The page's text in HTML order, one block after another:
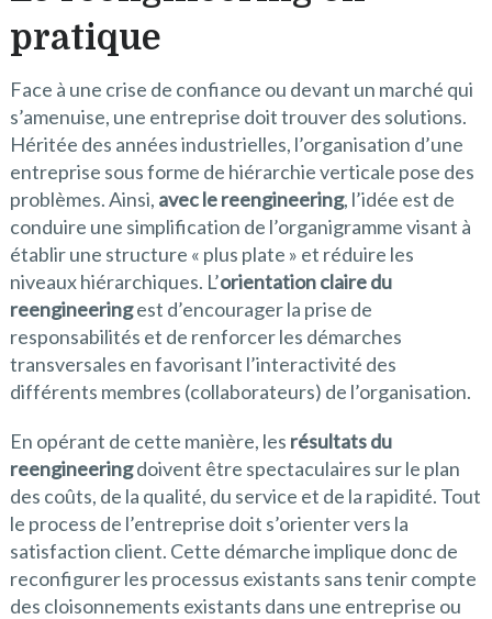
pratique
Face à une crise de confiance ou devant un marché qui
s’amenuise, une entreprise doit trouver des solutions.
Héritée des années industrielles, l’organisation d’une
entreprise sous forme de hiérarchie verticale pose des
problèmes. Ainsi, avec le reengineering, l’idée est de
conduire une simplification de l’organigramme visant à
établir une structure « plus plate » et réduire les
niveaux hiérarchiques. L’orientation claire du
reengineeringest d’encourager la prise de
responsabilités et de renforcer les démarches
transversales en favorisant l’interactivité des
différents membres (collaborateurs) de l’organisation.
En opérant de cette manière, les résultats du
reengineeringdoivent être spectaculaires sur le plan
des coûts, de la qualité, du service et de la rapidité. Tout
le process de l’entreprise doit s’orienter vers la
satisfaction client. Cette démarche implique donc de
reconfigurer les processus existants sans tenir compte
des cloisonnements existants dans une entreprise ou